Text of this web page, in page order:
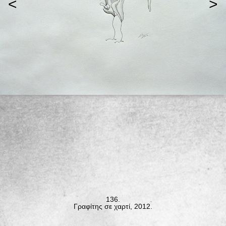
136.
Γραφίτης σε χαρτί, 2012.
< >